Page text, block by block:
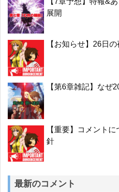
展開
【お知らせ】26日
【第6章雑記】なぜ
【重要】コメント
針
最新のコメント